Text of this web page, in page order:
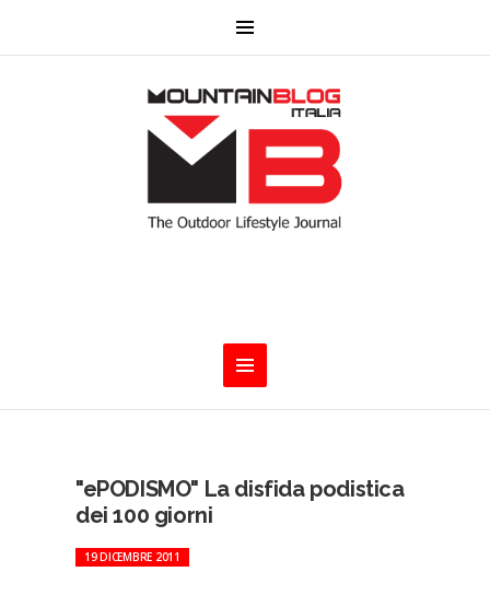
"ePODISMO" La disfida podistica
dei 100 giorni
19 DICEMBRE 2011